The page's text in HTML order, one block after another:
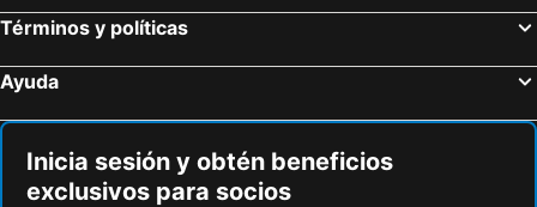
Hoteles en Cheltenham
Hoteles en Wrexham
Hoteles en Blairgowrie
Hoteles en Crawley
Hoteles en Redbridge
Términos y políticas
Ayuda
Inicia sesión y obtén beneficios
exclusivos para socios